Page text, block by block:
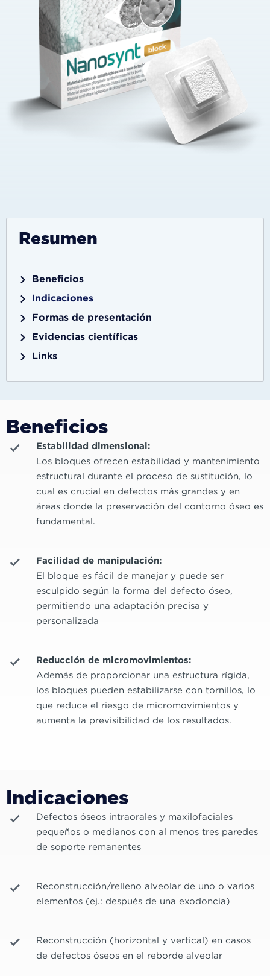
Resumen
Beneficios
Indicaciones
Formas de presentación
Evidencias científicas
Links
Beneficios
Estabilidad dimensional:
Los bloques ofrecen estabilidad y mantenimiento
estructural durante el proceso de sustitución, lo
cual es crucial en defectos más grandes y en
áreas donde la preservación del contorno óseo es
fundamental.
Facilidad de manipulación:
El bloque es fácil de manejar y puede ser
esculpido según la forma del defecto óseo,
permitiendo una adaptación precisa y
personalizada
Reducción de micromovimientos:
Además de proporcionar una estructura rígida,
los bloques pueden estabilizarse con tornillos, lo
que reduce el riesgo de micromovimientos y
aumenta la previsibilidad de los resultados.
Indicaciones
Defectos óseos intraorales y maxilofaciales
pequeños o medianos con al menos tres paredes
de soporte remanentes
Reconstrucción/relleno alveolar de uno o varios
elementos (ej.: después de una exodoncia)
Reconstrucción (horizontal y vertical) en casos
de defectos óseos en el reborde alveolar